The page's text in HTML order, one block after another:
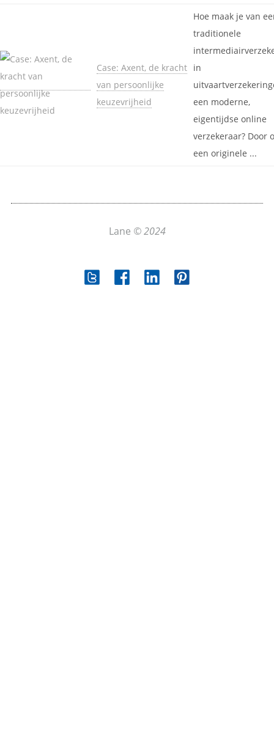
Case: Axent, de kracht
van persoonlijke
keuzevrijheid
Hoe maak je van
traditionele
in
een moderne,
eigentijdse online
verzekeraar? Door
een originele ...
Lane © 2024